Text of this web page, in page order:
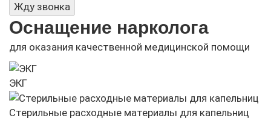
Жду звонка
Оснащение нарколога
для оказания качественной медицинской помощи
ЭКГ
Стерильные расходные материалы для капельниц